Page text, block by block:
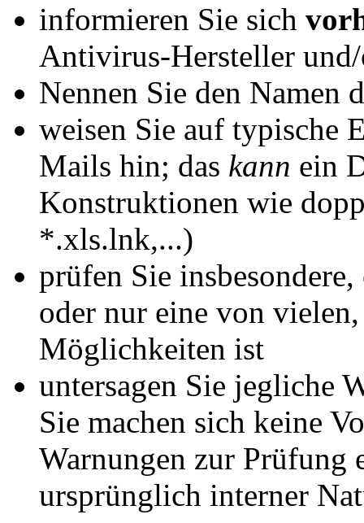
informieren Sie sich
Antivirus-Hersteller
Nennen Sie den Namen
weisen Sie auf typische
Mails hin; das kann ein
Konstruktionen wie
*.xls.lnk,...)
prüfen Sie
oder nur eine von
Möglichkeiten ist
untersagen Sie jegliche
Sie machen sich keine
Warnungen zur Prüfung
ursprünglich interner